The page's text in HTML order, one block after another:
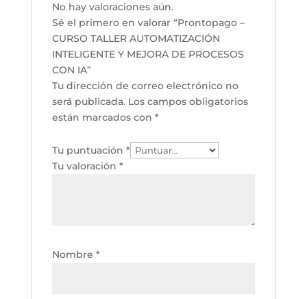
No hay valoraciones aún.
Sé el primero en valorar “Prontopago –
CURSO TALLER AUTOMATIZACIÓN
INTELIGENTE Y MEJORA DE PROCESOS
CON IA”
Tu dirección de correo electrónico no
será publicada. Los campos obligatorios
están marcados con *
Tu puntuación *
Tu valoración *
Nombre *